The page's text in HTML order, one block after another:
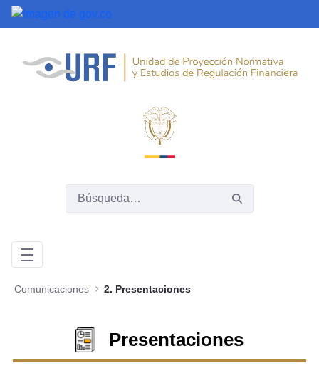
Saltar al contenido principal
Comunicaciones 2. Presentaciones
Presentaciones